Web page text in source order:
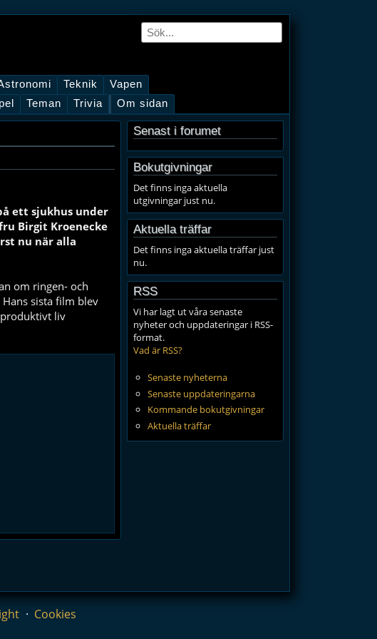
ett sjukhus under
Birgit Kroenecke
nu när alla
om ringen- och
sista film blev
liv
Senast i forumet
Bokutgivningar
Det finns inga aktuella
utgivningar just nu.
Aktuella träffar
Det finns inga aktuella träffar just
nu.
RSS
Vi har lagt ut våra senaste
nyheter och uppdateringar i RSS-
format.
Vad är RSS?
Senaste nyheterna
Senaste uppdateringarna
Kommande bokutgivningar
Aktuella träffar
Teknik
Vapen
Teman Trivia
Om sidan
Cookies